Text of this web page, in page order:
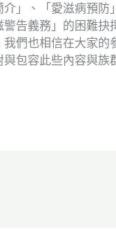
」、「愛滋病預
告義務」的困難
們也相信在大家
包容此些內容與族